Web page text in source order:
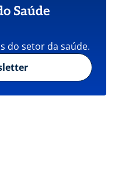
Saúde
do setor da saúde.